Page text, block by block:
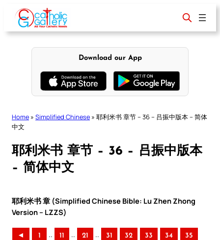
content
Download our App
Home » Simplified Chinese » 耶利米书 章节 – 36 – 吕振中版本 – 简体
中文
耶利米书 章节 – 36 – 吕振中版本
– 简体中文
耶利米书 章 (Simplified Chinese Bible: Lu Zhen Zhong
Version – LZZS)
◄ 1 .. 11 .. 21 .. 31 32 33 34 35